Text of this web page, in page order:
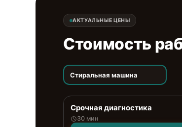
АКТУАЛЬНЫЕ ЦЕНЫ
Стоимость
Стиральная машина
Срочная диагностика
30 мин